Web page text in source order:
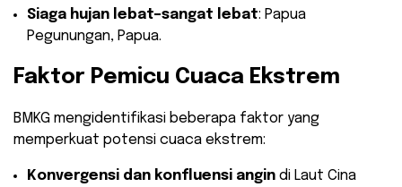
Siaga hujan lebat–sangat lebat: Papua
Pegunungan, Papua.
Faktor Pemicu Cuaca Ekstrem
BMKG mengidentifikasi beberapa faktor yang
memperkuat potensi cuaca ekstrem:
Konvergensi dan konfluensi angin di Laut Cina